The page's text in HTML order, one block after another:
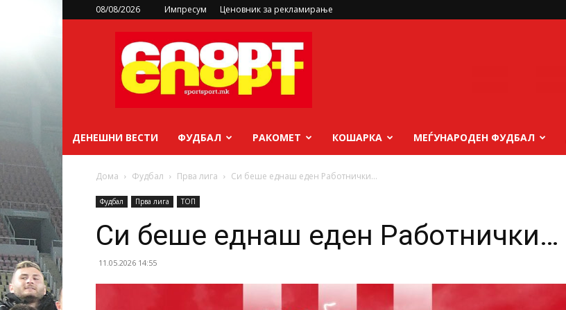
08/08/2026 Импресум Ценовник за рекламирање
sportsport.mk
ДЕНЕШНИ ВЕСТИ ФУДБАЛ РАКОМЕТ КОШАРКА МЕЃУНАРОДЕН ФУДБАЛ
Дома Фудбал Прва лига Си беше еднаш еден Работнички…
Фудбал Прва лига ТОП
Си беше еднаш еден Работнички…
11.05.2026 14:55